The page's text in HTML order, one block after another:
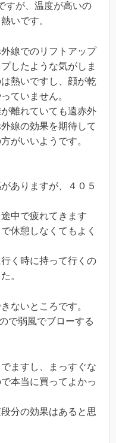
すが、温度が高いの
いです。
線でのリフトアップ
したような気がしま
熱いですし、顔が乾
ていません。
離れていても遠赤外
線の効果を期待して
がいいようです。
ありますが、４０５
中で疲れてきます
休憩しなくてもよく
く時に持って行くの
。
ないところです。
で弱風でブローする
ますし、まっすぐな
本当に買ってよかっ
分の効果はあると思